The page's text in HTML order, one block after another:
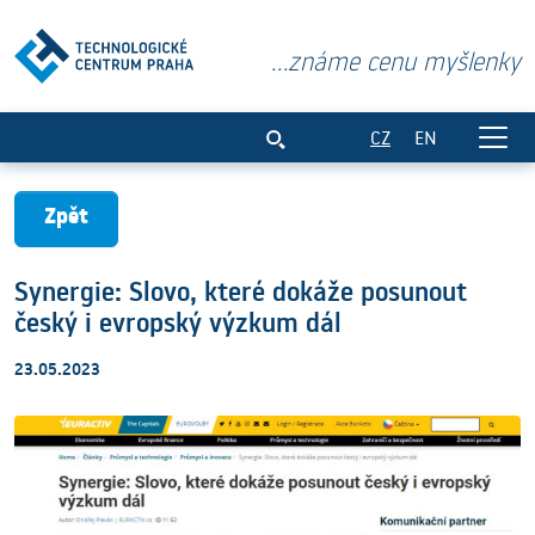
...známe cenu myšlenky
CZ EN
Zpět
Synergie: Slovo, které dokáže posunout
český i evropský výzkum dál
23.05.2023